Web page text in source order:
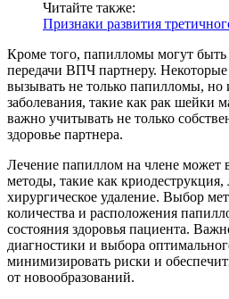
Читайте также:
Признаки развития
Кроме того, папилломы могут быть
передачи ВПЧ партнеру.
вызывать не только папилломы, но
заболевания, такие как рак
важно учитывать не только
здоровье партнера.
Лечение папиллом на члене может
методы, такие как криодеструкция,
хирургическое удаление. Выбор
количества и расположения
состояния здоровья пациента.
диагностики и выбора
минимизировать риски и
от новообразований.